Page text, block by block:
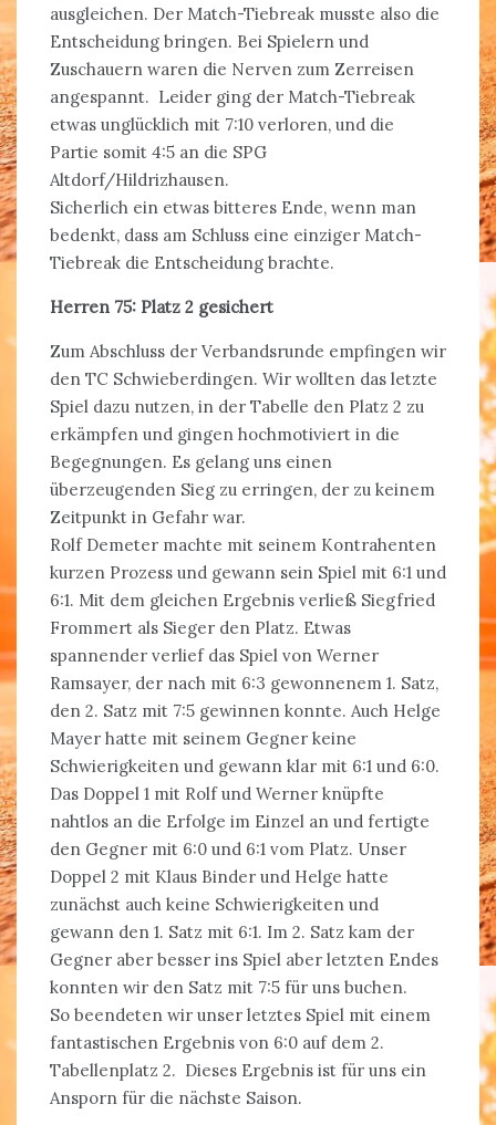
ausgleichen. Der Match-Tiebreak musste also die
Entscheidung bringen. Bei Spielern und
Zuschauern waren die Nerven zum Zerreisen
angespannt. Leider ging der Match-Tiebreak
etwas unglücklich mit 7:10 verloren, und die
Partie somit 4:5 an die SPG
Altdorf/Hildrizhausen.
Sicherlich ein etwas bitteres Ende, wenn man
bedenkt, dass am Schluss eine einziger Match-
Tiebreak die Entscheidung brachte.
Herren 75: Platz 2 gesichert
Zum Abschluss der Verbandsrunde empfingen wir
den TC Schwieberdingen. Wir wollten das letzte
Spiel dazu nutzen, in der Tabelle den Platz 2 zu
erkämpfen und gingen hochmotiviert in die
Begegnungen. Es gelang uns einen
überzeugenden Sieg zu erringen, der zu keinem
Zeitpunkt in Gefahr war.
Rolf Demeter machte mit seinem Kontrahenten
kurzen Prozess und gewann sein Spiel mit 6:1 und
6:1. Mit dem gleichen Ergebnis verließ Siegfried
Frommert als Sieger den Platz. Etwas
spannender verlief das Spiel von Werner
Ramsayer, der nach mit 6:3 gewonnenem 1. Satz,
den 2. Satz mit 7:5 gewinnen konnte. Auch Helge
Mayer hatte mit seinem Gegner keine
Schwierigkeiten und gewann klar mit 6:1 und 6:0.
Das Doppel 1 mit Rolf und Werner knüpfte
nahtlos an die Erfolge im Einzel an und fertigte
den Gegner mit 6:0 und 6:1 vom Platz. Unser
Doppel 2 mit Klaus Binder und Helge hatte
zunächst auch keine Schwierigkeiten und
gewann den 1. Satz mit 6:1. Im 2. Satz kam der
Gegner aber besser ins Spiel aber letzten Endes
konnten wir den Satz mit 7:5 für uns buchen.
So beendeten wir unser letztes Spiel mit einem
fantastischen Ergebnis von 6:0 auf dem 2.
Tabellenplatz 2. Dieses Ergebnis ist für uns ein
Ansporn für die nächste Saison.